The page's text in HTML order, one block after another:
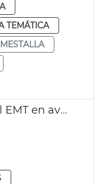
TEMÁTICA
MESTALLA
Mejora velocidad comercial EMT en avenida Blasco IBÁÑEZ València